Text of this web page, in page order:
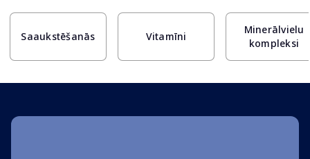
Saaukstēšanās Vitamīni
Minerālvielu
kompleksi